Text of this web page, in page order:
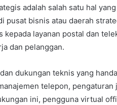
adalah salah satu hal
pusat bisnis atau daerah
kepada layanan postal dan
dan pelanggan.
dukungan teknis yang
telepon,
ini, pengguna virtual